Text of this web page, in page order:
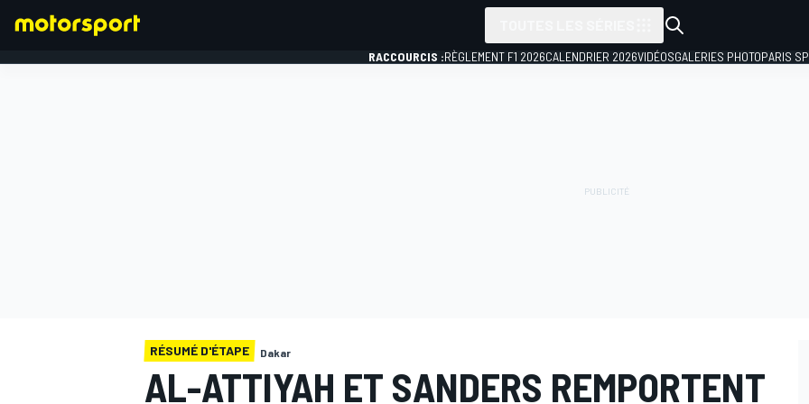
RACCOURCIS :RÈGLEMENT F1 2026CALENDRIER 2026VIDÉOSGALERIES PHOTOPARIS
RÉSUMÉ D'ÉTAPE Dakar
AL-ATTIYAH ET SANDERS REMPORTENT